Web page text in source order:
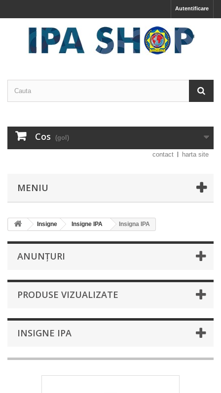
Autentificare
Cos (gol)
contact harta site
MENIU
Insigne Insigne IPA Insigna IPA
ANUNȚURI
PRODUSE VIZUALIZATE
INSIGNE IPA